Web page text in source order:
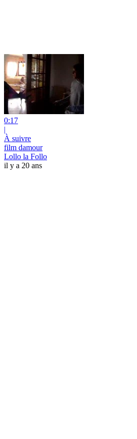
0:17
|
À suivre
film damour
Lollo la Follo
il y a 20 ans